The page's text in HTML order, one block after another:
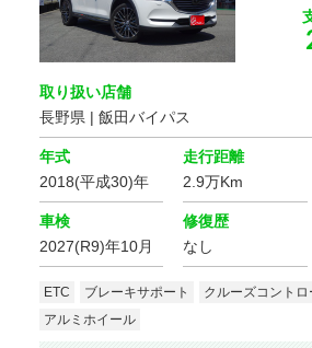
ドレスアップ
フルエアロ
アルミホイール
シート関連
フルフラット
取り扱い店舗
長野県 | 飯田バイパス
年式
2018(平成30)年
走行距離
2.9万Km
車検
2027(R9)年10月
修復歴
なし
ETC ブレーキサポート クルーズコントロ
アルミホイール